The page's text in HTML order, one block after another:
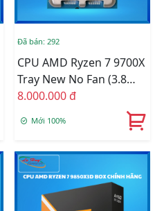
Đã bán: 292
CPU AMD Ryzen 7 9700X
Tray New No Fan (3.8
GHz Upto 5.5GHz /
Threads / 65W / Socket
8.000.000 đ
Mới 100%